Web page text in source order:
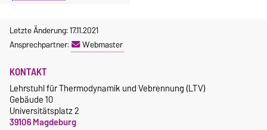
Letzte Änderung: 17.11.2021
Ansprechpartner:
Webmaster
KONTAKT
Lehrstuhl für Thermodynamik und Vebrennung (LTV)
Gebäude 10
Universitätsplatz 2
39106 Magdeburg